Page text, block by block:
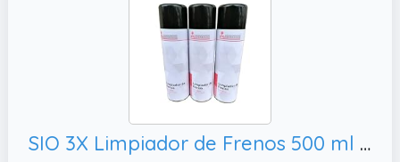
SIO 3X Limpiador de Frenos 500 ml – Spray Desengrasante Profesional para Coche, Pastillas y Sistema de Frenado sin Residuos Secado Rápido - Limpiafrenos Taller